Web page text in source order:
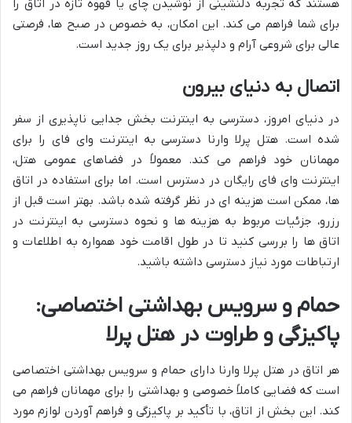
هستند که تجربه دلنشینی از نوشیدن چای یا قهوه تازه در اتاق را
برای شما فراهم می کند. این امکان، به خصوص در صبح ها، فرصتی
عالی برای شروعی آرام و دلپذیر برای یک روز جدید است.
اتصال به دنیای بیرون
در دنیای امروز، دسترسی به اینترنت بخش جدایی ناپذیری از سفر
شده است. هتل پرلا وارنا دسترسی به اینترنت وای فای را برای
مهمانان خود فراهم می کند. معمولاً در فضاهای عمومی هتل،
اینترنت وای فای رایگان در دسترس است. اما برای استفاده در اتاق
ها، ممکن است هزینه ای در نظر گرفته شده باشد. بهتر است قبل از
رزرو، جزئیات مربوط به هزینه ها و نحوه دسترسی به اینترنت در
اتاق ها را بررسی کنید تا در طول اقامت خود همواره به اطلاعات و
ارتباطات مورد نیاز دسترسی داشته باشید.
حمام و سرویس بهداشتی اختصاصی:
پاکیزگی و طراوت در هتل پرلا
هر اتاق در هتل پرلا وارنا دارای حمام و سرویس بهداشتی اختصاصی
است که فضایی کاملاً خصوصی و بهداشتی را برای مهمانان فراهم می
کند. این بخش از اتاق، با تأکید بر پاکیزگی و فراهم آوردن لوازم مورد